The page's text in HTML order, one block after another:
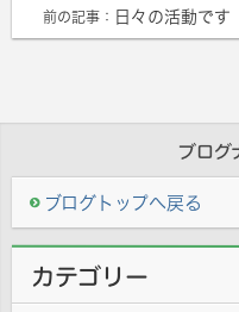
前の記事： 日々の活動です
ブログ
ブログトップへ戻る
カテゴリー